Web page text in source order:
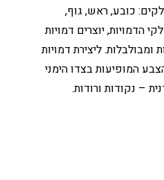
מורכבת מ – 4 חלקים: כובע, ראש, גוף,
הדמויות, יוצרים דמויות
ומבולבלות. ליצירת דמויות
המופיעות בצדו הימני
– נקודות ורודות.